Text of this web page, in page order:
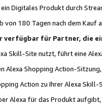
Digitales Produkt durch
180 Tagen nach dem Kauf
verfügbar für Partner, die
Skill-Site nutzt, führt eine
Alexa Shopping Action-
Action zu Ihrer Alexa
Alexa für das Produkt aufgibt,